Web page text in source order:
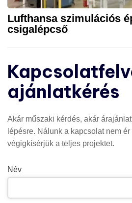
Lufthansa szimulációs
csigalépcső
ajánlatkérés
Akár műszaki kérdés, akár
lépésre. Nálunk a kapcsolat nem
végigkísérjük a teljes projektet.
Név